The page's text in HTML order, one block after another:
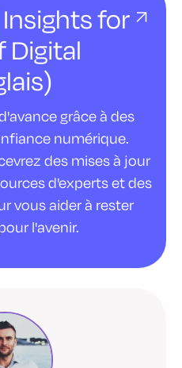
for
Digital
grâce à des
numérique.
des mises à jour
d'experts et des
vous aider à rester
l'avenir.